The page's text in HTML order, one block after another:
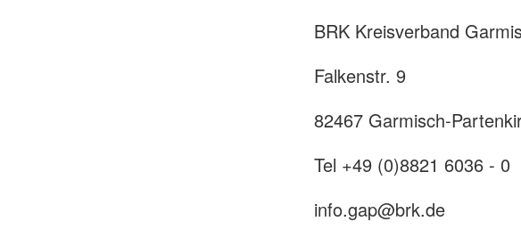
BRK Kreisverband
Falkenstr. 9
82467 Garmisch-
Tel +49 (0)8821 6036 - 0
info.gap@brk.de